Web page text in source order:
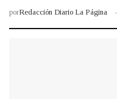
porRedacción Diario La Página